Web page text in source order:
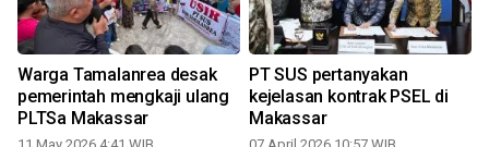
Warga Tamalanrea desak
pemerintah mengkaji ulang
PLTSa Makassar
PT SUS pertanyakan
kejelasan kontrak PSEL di
Makassar